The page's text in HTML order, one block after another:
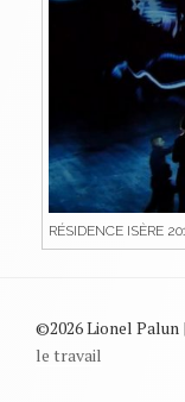
RÉSIDENCE ISÈRE
©2026 Lionel
le travail